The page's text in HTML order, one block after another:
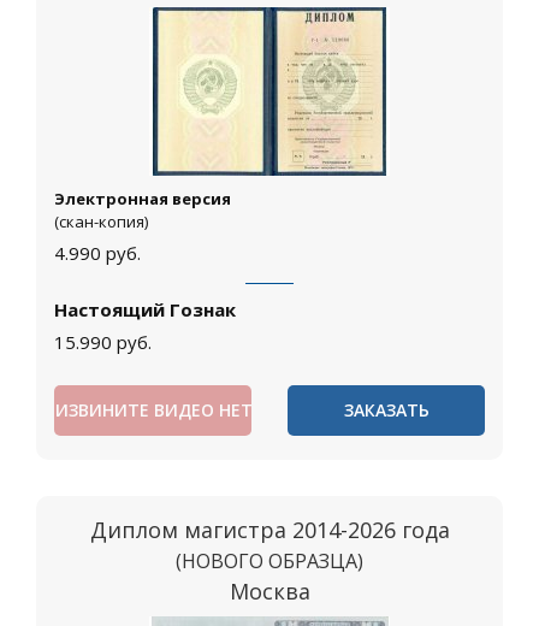
Электронная версия
(скан-копия)
4.990 руб.
Настоящий Гознак
15.990 руб.
ИЗВИНИТЕ ВИДЕО НЕТ ЗАКАЗАТЬ
Диплом магистра 2014-2026 года
(НОВОГО ОБРАЗЦА)
Москва